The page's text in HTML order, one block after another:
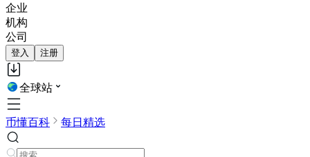
企业
机构
公司
登入 注册
全球站
币懂百科 每日精选